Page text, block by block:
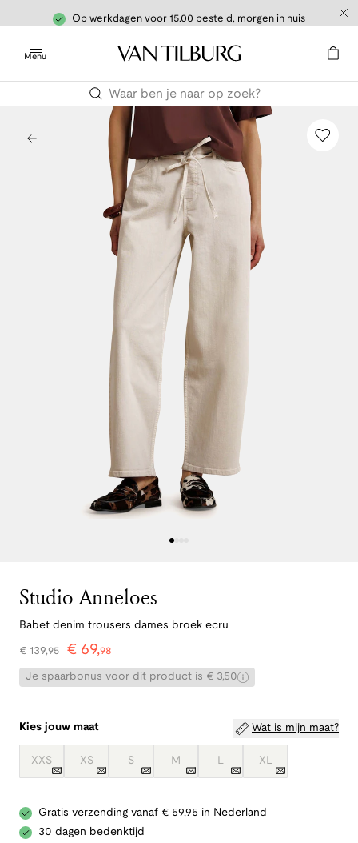
Op werkdagen voor 15.00 besteld, morgen in huis
Menu
Studio Anneloes
Babet denim trousers dames broek ecru
€139,95 € 69,98
Je spaarbonus voor dit product is € 3,50
Kies jouw maat Wat is mijn maat?
XXS XS S M L XL
Gratis verzending vanaf € 59,95 in Nederland
30 dagen bedenktijd